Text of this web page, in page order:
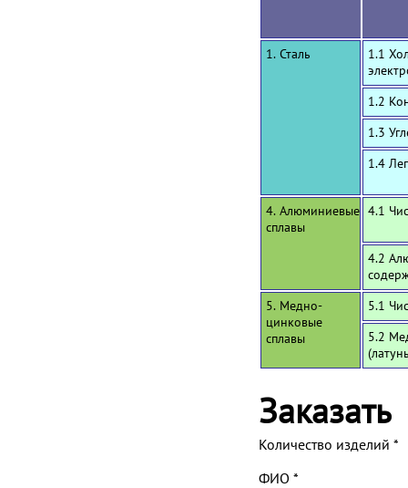
1. Сталь
1.1
1.2
1.3
1.4
4. Алюминиевые
сплавы
4.1
4.2
5. Медно-
цинковые
сплавы
5.1
5.2
Заказать
Количество изделий *
ФИО *